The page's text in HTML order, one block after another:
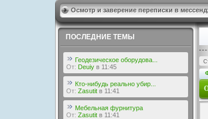
Осмотр и заверение переписки в
ПОСЛЕДНИЕ ТЕМЫ
Геодезическое оборудова...
От: Deuiy в 11:45
Кто-нибудь реально убир...
От: Zasutit в 11:41
Мебельная фурнитура
От: Zasutit в 11:41